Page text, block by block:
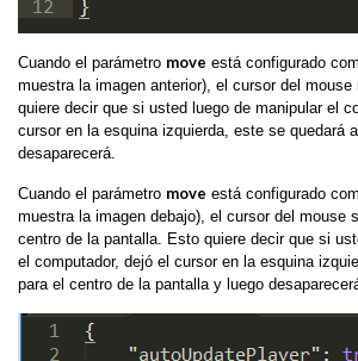
Cuando el parámetro move está configurado
muestra la imagen anterior), el cursor del
quiere decir que si usted luego de manipular el
cursor en la esquina izquierda, este se quedará
desaparecerá.
Cuando el parámetro move está configurado
muestra la imagen debajo), el cursor del mouse
centro de la pantalla. Esto quiere decir que si
el computador, dejó el cursor en la esquina
para el centro de la pantalla y luego